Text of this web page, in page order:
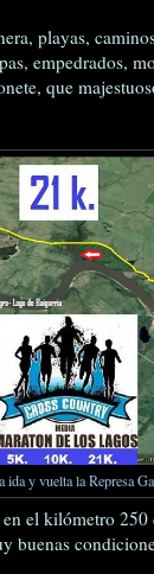
playas,
empedrados,
que
ida y vuelta la Represa
el kilómetro
buenas